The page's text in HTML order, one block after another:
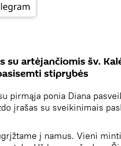
su artėjančiomis šv.
stiprybės
pirmąja ponia Diana
įrašas su sveikinimais
į namus. Vieni